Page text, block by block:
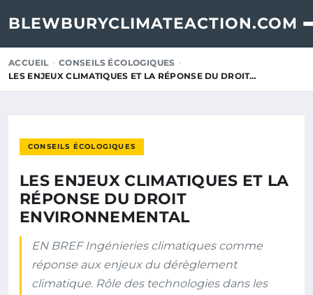
BLEWBURYCLIMATEACTION.COM
ACCUEIL
CONSEILS ÉCOLOGIQUES
LES ENJEUX CLIMATIQUES ET LA RÉPONSE DU DROIT…
CONSEILS ÉCOLOGIQUES
LES ENJEUX CLIMATIQUES ET LA
RÉPONSE DU DROIT
ENVIRONNEMENTAL
EN BREF Ingénieries climatiques comme
réponse aux enjeux du dérèglement
climatique. Rôle des technologies dans les